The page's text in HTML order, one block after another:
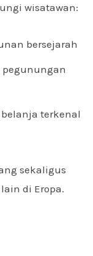
wisatawan:
bersejarah
pegunungan
terkenal
sekaligus
di Eropa.